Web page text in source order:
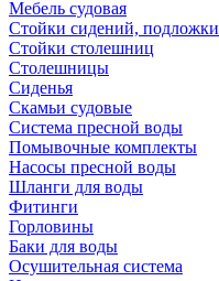
Мебель судовая
Стойки сидений, подложки
Стойки столешниц
Столешницы
Сиденья
Скамьи судовые
Система пресной воды
Помывочные комплекты
Насосы пресной воды
Шланги для воды
Фитинги
Горловины
Баки для воды
Осушительная система